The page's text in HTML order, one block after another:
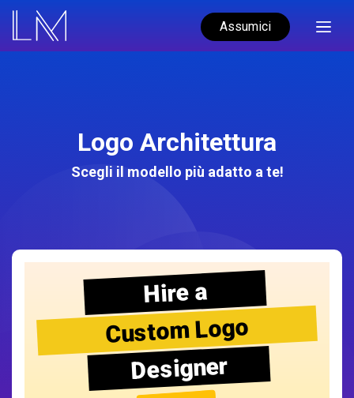
Assumici
Logo Architettura
Scegli il modello più adatto a te!
Hire a
Custom Logo
Designer